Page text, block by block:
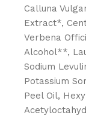
Calluna
Extract*,
Verbena
Alcohol**,
Sodium
Potassium
Peel Oil,